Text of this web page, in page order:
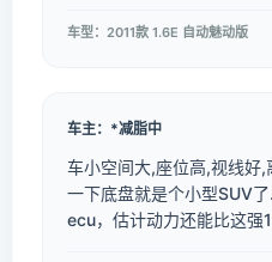
车型：2011款 1.6E 自动魅动版
车主：*减脂中
车小空间大,座位高,视线好
一下底盘就是个小型SUV
ecu，估计动力还能比这强